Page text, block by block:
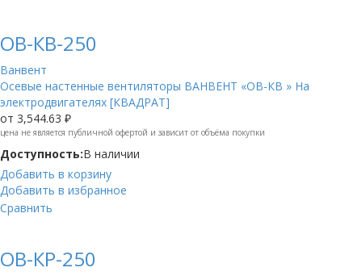
ОВ-КВ-250
Ванвент
Осевые настенные вентиляторы ВАНВЕНТ «ОВ-КВ » На
электродвигателях [КВАДРАТ]
от 3,544.63 ₽
цена не является публичной офертой и зависит от объёма покупки
Доступность:В наличии
Добавить в корзину
Добавить в избранное
Сравнить
ОВ-КР-250